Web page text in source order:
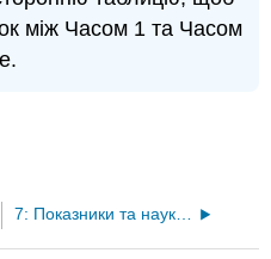
між Часом 1 та Часом
7: Показники та наукові позначення